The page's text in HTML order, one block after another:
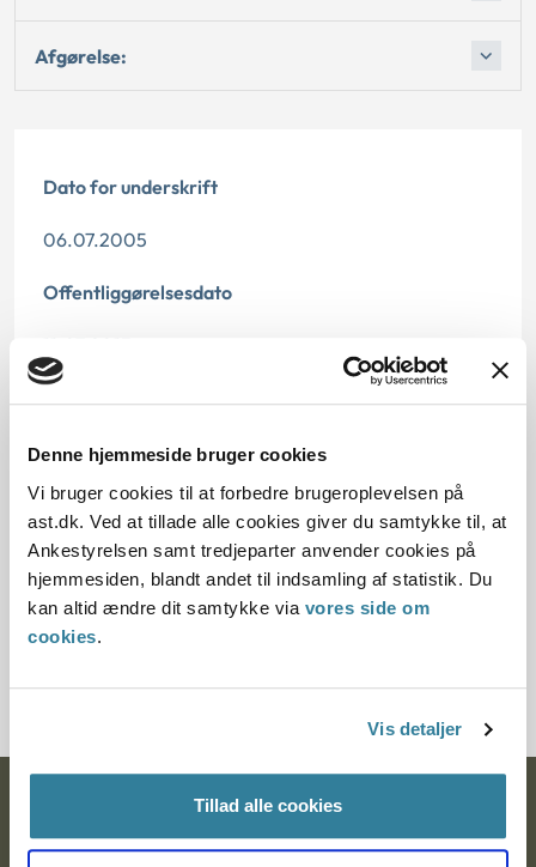
Denne hjemmeside bruger cookies
Vi bruger cookies til at forbedre brugeroplevelsen på
ast.dk. Ved at tillade alle cookies giver du samtykke til, at
Ankestyrelsen samt tredjeparter anvender cookies på
hjemmesiden, blandt andet til indsamling af statistik. Du
kan altid ændre dit samtykke via vores side om
cookies.
Vis detaljer
Tillad alle cookies
Afgørelse:
Dato for underskrift
06.07.2005
Offentliggørelsesdato
Denne principafgørelse er kasseret den 15.
principmeddelelse 63-19.
Paragraf
§ 7
Journalnummer
Postadresse: